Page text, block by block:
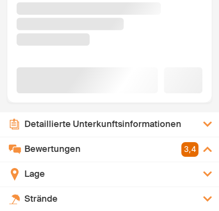
Detaillierte Unterkunftsinformationen
Bewertungen 3,4
Lage
Strände